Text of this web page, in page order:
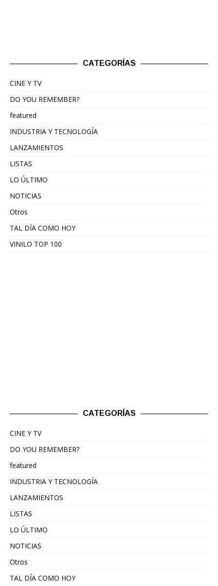
CATEGORÍAS
CINE Y TV
DO YOU REMEMBER?
featured
INDUSTRIA Y TECNOLOGÍA
LANZAMIENTOS
LISTAS
LO ÚLTIMO
NOTICIAS
Otros
TAL DÍA COMO HOY
VINILO TOP 100
CATEGORÍAS
CINE Y TV
DO YOU REMEMBER?
featured
INDUSTRIA Y TECNOLOGÍA
LANZAMIENTOS
LISTAS
LO ÚLTIMO
NOTICIAS
Otros
TAL DÍA COMO HOY